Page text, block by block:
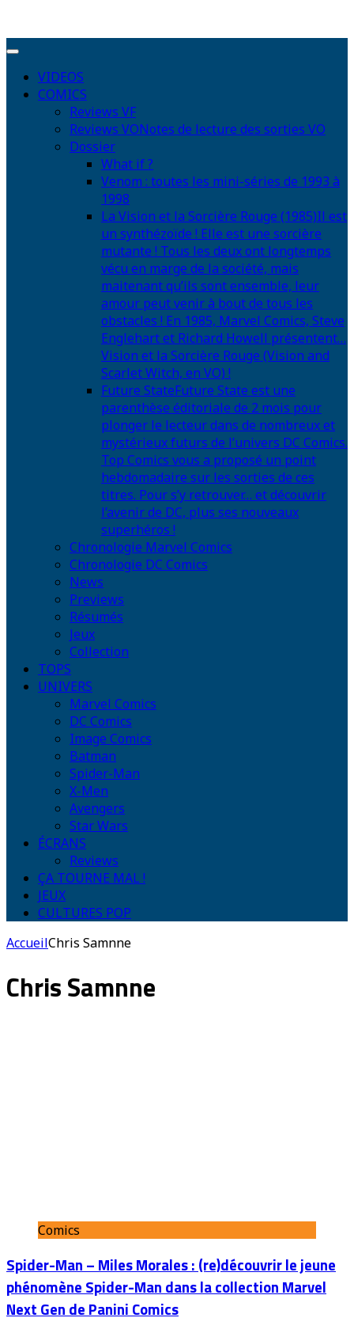
VIDEOS
COMICS
Reviews VF
Reviews VONotes de lecture des sorties VO
Dossier
What if ?
Venom : toutes les mini-séries de 1993 à
1998
La Vision et la Sorcière Rouge (1985)Il est
un synthézoïde ! Elle est une sorcière
mutante ! Tous les deux ont longtemps
vécu en marge de la société, mais
maitenant qu’ils sont ensemble, leur
amour peut venir à bout de tous les
obstacles ! En 1985, Marvel Comics, Steve
Englehart et Richard Howell présentent…
Vision et la Sorcière Rouge (Vision and
Scarlet Witch, en VO) !
Future StateFuture State est une
parenthèse éditoriale de 2 mois pour
plonger le lecteur dans de nombreux et
mystérieux futurs de l’univers DC Comics.
Top Comics vous a proposé un point
hebdomadaire sur les sorties de ces
titres. Pour s’y retrouver… et découvrir
l’avenir de DC, plus ses nouveaux
superhéros !
Chronologie Marvel Comics
Chronologie DC Comics
News
Previews
Résumés
Jeux
Collection
TOPS
UNIVERS
Marvel Comics
DC Comics
Image Comics
Batman
Spider-Man
X-Men
Avengers
Star Wars
ÉCRANS
Reviews
ÇA TOURNE MAL !
JEUX
CULTURES POP
AccueilChris Samnne
Chris Samnne
Comics
Spider-Man – Miles Morales : (re)découvrir le jeune
phénomène Spider-Man dans la collection Marvel
Next Gen de Panini Comics